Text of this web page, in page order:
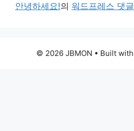
안녕하세요!의 워드프레스 댓
© 2026 JBMON • Built with